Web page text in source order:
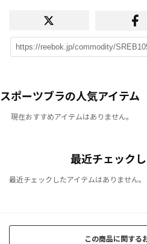
スポーツブラの人気アイテム
現在おすすめアイテムはありません。
最近チェック
最近チェックしたアイテムはありません。
この商品に関する